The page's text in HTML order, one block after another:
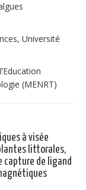
Université
(MENRT)
à visée
littorales,
capture de ligand